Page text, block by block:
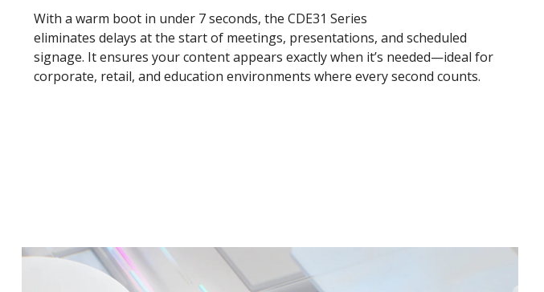
With a warm boot in under 7 seconds, the CDE31 Series
eliminates delays at the start of meetings, presentations, and scheduled
signage. It ensures your content appears exactly when it’s needed—ideal for
corporate, retail, and education environments where every second counts.